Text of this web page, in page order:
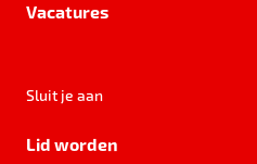
Vacatures
Sluit je aan
Lid worden